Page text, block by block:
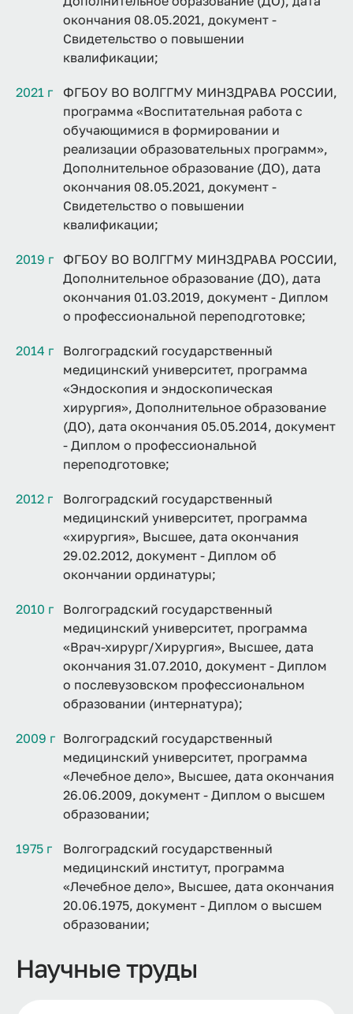
окончания 08.05.2021, документ -
Свидетельство о повышении
квалификации;
2021 г
ФГБОУ ВО ВОЛГГМУ МИНЗДРАВА РОССИИ,
программа «Воспитательная работа с
обучающимися в формировании и
реализации образовательных программ»,
Дополнительное образование (ДО), дата
окончания 08.05.2021, документ -
Свидетельство о повышении
квалификации;
2019 г
ФГБОУ ВО ВОЛГГМУ МИНЗДРАВА РОССИИ,
Дополнительное образование (ДО), дата
окончания 01.03.2019, документ - Диплом
о профессиональной переподготовке;
2014 г
Волгоградский государственный
медицинский университет, программа
«Эндоскопия и эндоскопическая
хирургия», Дополнительное образование
(ДО), дата окончания 05.05.2014, документ
- Диплом о профессиональной
переподготовке;
2012 г
Волгоградский государственный
медицинский университет, программа
«хирургия», Высшее, дата окончания
29.02.2012, документ - Диплом об
окончании ординатуры;
2010 г
Волгоградский государственный
медицинский университет, программа
«Врач-хирург/Хирургия», Высшее, дата
окончания 31.07.2010, документ - Диплом
о послевузовском профессиональном
образовании (интернатура);
2009 г Волгоградский государственный
медицинский университет, программа
«Лечебное дело», Высшее, дата окончания
26.06.2009, документ - Диплом о высшем
образовании;
1975 г
Волгоградский государственный
медицинский институт, программа
«Лечебное дело», Высшее, дата окончания
20.06.1975, документ - Диплом о высшем
образовании;
Научные труды